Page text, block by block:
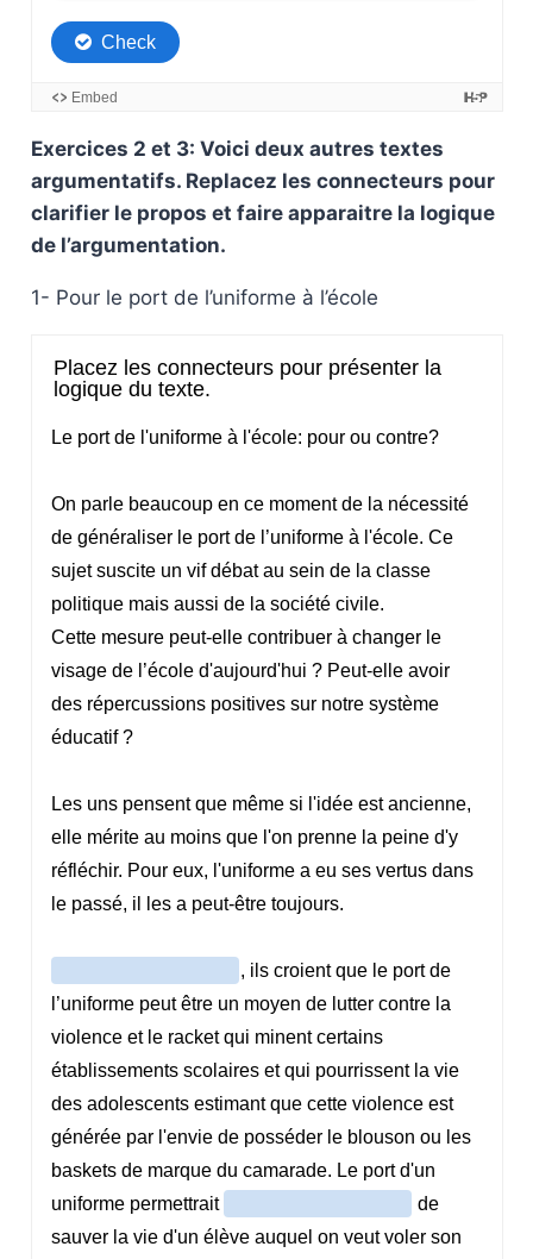
Exercices 2 et 3: Voici deux autres textes
argumentatifs. Replacez les connecteurs pour
clarifier le propos et faire apparaitre la logique
de l’argumentation.
1- Pour le port de l’uniforme à l’école